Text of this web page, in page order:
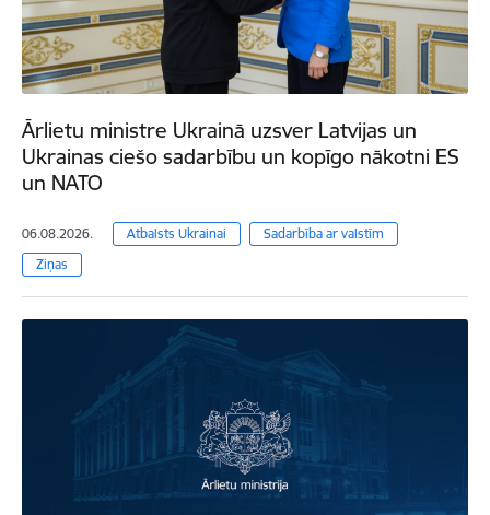
Ārlietu ministre Ukrainā uzsver Latvijas un
Ukrainas ciešo sadarbību un kopīgo nākotni ES
un NATO
06.08.2026. Atbalsts Ukrainai
Sadarbība ar valstīm
Ziņas